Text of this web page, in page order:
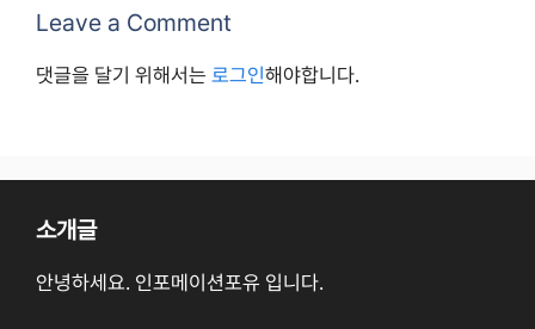
Leave a Comment
댓글을 달기 위해서는 로그인해야합니다.
소개글
안녕하세요. 인포메이션포유 입니다.